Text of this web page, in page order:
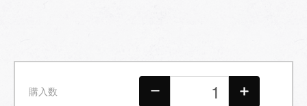
購入数